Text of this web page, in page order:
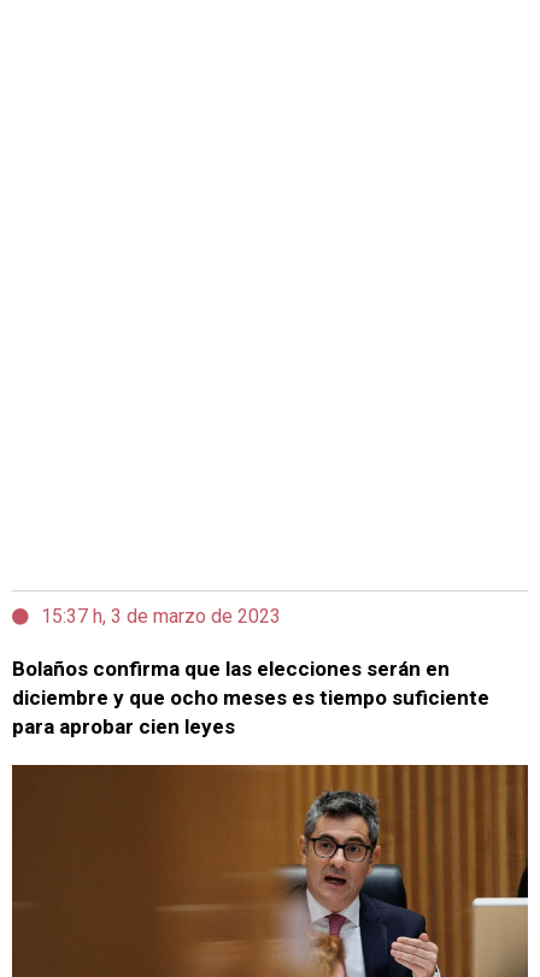
15:37 h, 3 de marzo de 2023
Bolaños confirma que las elecciones serán en
diciembre y que ocho meses es tiempo suficiente
para aprobar cien leyes